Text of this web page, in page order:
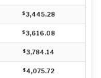
$3,445.28
$3,616.08
$3,784.14
$4,075.72